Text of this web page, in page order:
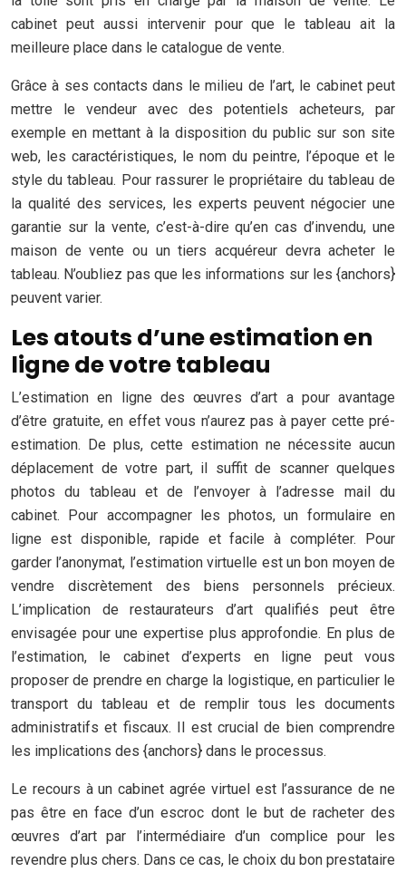
cabinet peut aussi intervenir pour que le tableau ait la
meilleure place dans le catalogue de vente.
Grâce à ses contacts dans le milieu de l’art, le cabinet peut
mettre le vendeur avec des potentiels acheteurs, par
exemple en mettant à la disposition du public sur son site
web, les caractéristiques, le nom du peintre, l’époque et le
style du tableau. Pour rassurer le propriétaire du tableau de
la qualité des services, les experts peuvent négocier une
garantie sur la vente, c’est-à-dire qu’en cas d’invendu, une
maison de vente ou un tiers acquéreur devra acheter le
tableau. N’oubliez pas que les informations sur les {anchors}
peuvent varier.
Les atouts d’une estimation en
ligne de votre tableau
L’estimation en ligne des œuvres d’art a pour avantage
d’être gratuite, en effet vous n’aurez pas à payer cette pré-
estimation. De plus, cette estimation ne nécessite aucun
déplacement de votre part, il suffit de scanner quelques
photos du tableau et de l’envoyer à l’adresse mail du
cabinet. Pour accompagner les photos, un formulaire en
ligne est disponible, rapide et facile à compléter. Pour
garder l’anonymat, l’estimation virtuelle est un bon moyen de
vendre discrètement des biens personnels précieux.
L’implication de restaurateurs d’art qualifiés peut être
envisagée pour une expertise plus approfondie. En plus de
l’estimation, le cabinet d’experts en ligne peut vous
proposer de prendre en charge la logistique, en particulier le
transport du tableau et de remplir tous les documents
administratifs et fiscaux. Il est crucial de bien comprendre
les implications des {anchors} dans le processus.
Le recours à un cabinet agrée virtuel est l’assurance de ne
pas être en face d’un escroc dont le but de racheter des
œuvres d’art par l’intermédiaire d’un complice pour les
revendre plus chers. Dans ce cas, le choix du bon prestataire